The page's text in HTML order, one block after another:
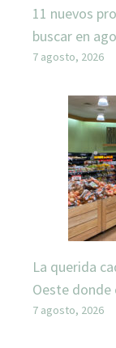
11 nuevos
buscar en
7 agosto, 2026
La querida
Oeste
7 agosto, 2026